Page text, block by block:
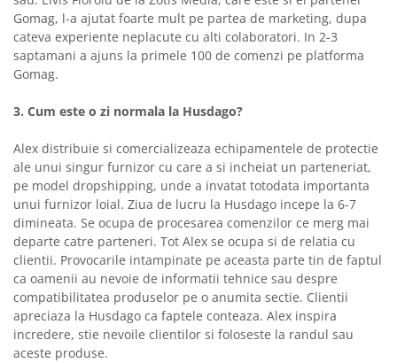
Gomag, l-a ajutat foarte mult pe partea de marketing, dupa
cateva experiente neplacute cu alti colaboratori. In 2-3
saptamani a ajuns la primele 100 de comenzi pe platforma
Gomag.
3. Cum este o zi normala la Husdago?
Alex distribuie si comercializeaza echipamentele de protectie
ale unui singur furnizor cu care a si incheiat un parteneriat,
pe model dropshipping, unde a invatat totodata importanta
unui furnizor loial. Ziua de lucru la Husdago incepe la 6-7
dimineata. Se ocupa de procesarea comenzilor ce merg mai
departe catre parteneri. Tot Alex se ocupa si de relatia cu
clientii. Provocarile intampinate pe aceasta parte tin de faptul
ca oamenii au nevoie de informatii tehnice sau despre
compatibilitatea produselor pe o anumita sectie. Clientii
apreciaza la Husdago ca faptele conteaza. Alex inspira
incredere, stie nevoile clientilor si foloseste la randul sau
aceste produse.